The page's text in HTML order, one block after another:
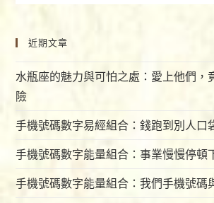
近期文章
水瓶座的魅力與可怕之處：愛上他們，
險
手機號碼數字易經組合：錢跑到別人口
手機號碼數字能量組合：事業慢慢停頓
手機號碼數字能量組合：我們手機號碼